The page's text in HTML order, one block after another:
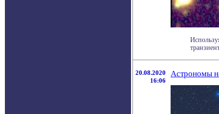
20.08.2020
16:06
Астрономы